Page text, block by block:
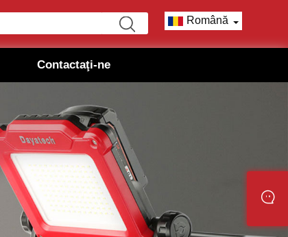
Română
Contactaţi-ne